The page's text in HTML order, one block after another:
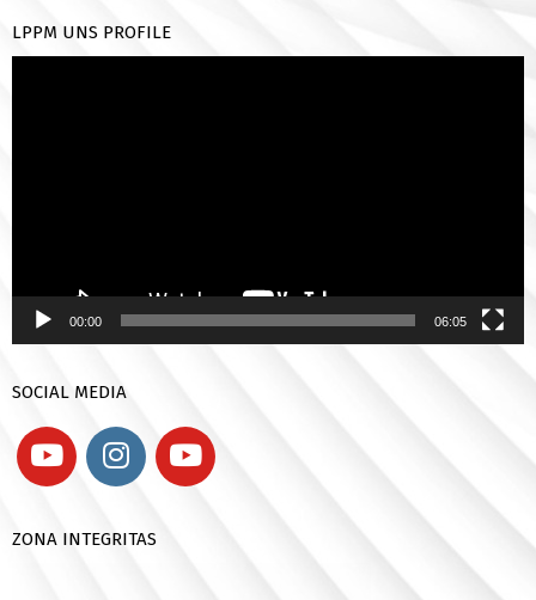
LPPM UNS PROFILE
00:00 06:05
SOCIAL MEDIA
ZONA INTEGRITAS